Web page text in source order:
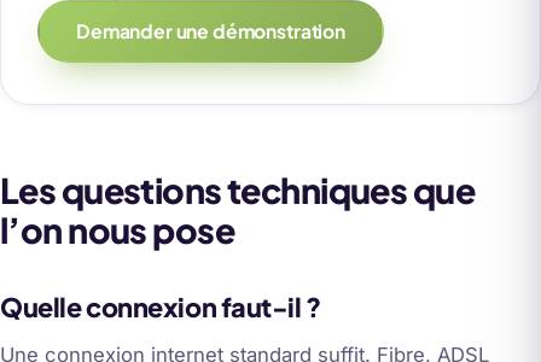
Demander une démonstration
Les questions techniques que
l’on nous pose
Quelle connexion faut-il ?
Une connexion internet standard suffit. Fibre, ADSL